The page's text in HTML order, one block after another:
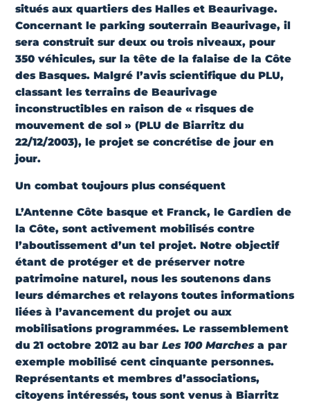
situés aux quartiers des Halles et Beaurivage.
Concernant le parking souterrain Beaurivage, il
sera construit sur deux ou trois niveaux, pour
350 véhicules,sur la tête de la falaise de la Côte
des Basques. Malgré l’avis scientifique du PLU,
classant les terrains de Beaurivage
inconstructibles en raison de « risques de
mouvement de sol » (PLU de Biarritz du
22/12/2003), le projet se concrétise de jour en
jour.
Un combat toujours plus conséquent
L’Antenne Côte basque et Franck, le Gardien de
la Côte, sont activement mobilisés contre
l’aboutissement d’un tel projet. Notre objectif
étant deprotéger et de préserver notre
patrimoine naturel, nous les soutenons dans
leurs démarches et relayons toutes informations
liées à l’avancement du projet ou aux
mobilisations programmées. Le rassemblement
du 21 octobre 2012 au barLes 100 Marchesa par
exemple mobilisé cent cinquante personnes.
Représentants et membres d’associations,
citoyens intéressés, tous sont venus à Biarritz